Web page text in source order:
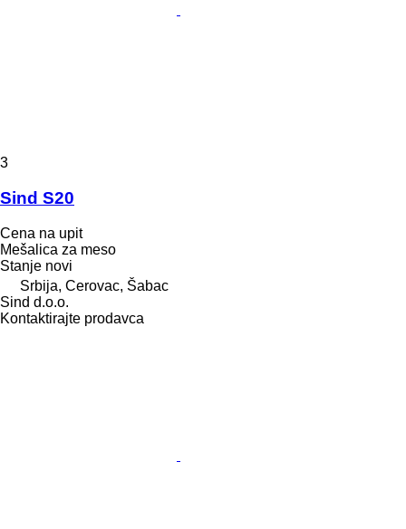
3
Sind S20
Cena na upit
Mešalica za meso
Stanje novi
Srbija, Cerovac, Šabac
Sind d.o.o.
Kontaktirajte prodavca